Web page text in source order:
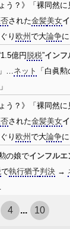
う？》「裸同然に
された金髪美女
り 欧州 で大論争に
億円脱税”インフ
」…ネット 「白眞
」
う？》「裸同然に
された金髪美女
り 欧州 で大論争に
の娘でインフルエ
で執行猶予判決 →
4 ... 10